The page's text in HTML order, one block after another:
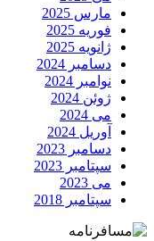
مارس 2025
فوریه 2025
ژانویه 2025
دسامبر 2024
نوامبر 2024
ژوئن 2024
می 2024
آوریل 2024
دسامبر 2023
سپتامبر 2023
می 2023
سپتامبر 2018